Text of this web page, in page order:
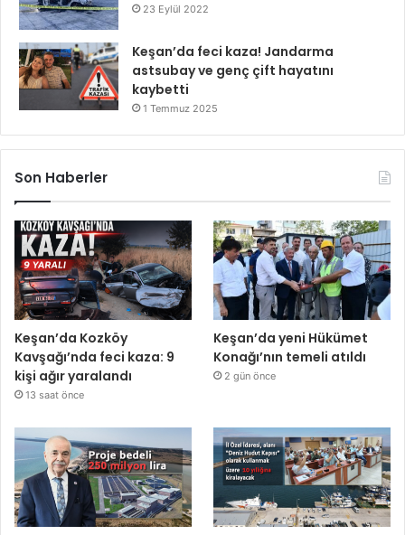
23 Eylül 2022
Keşan’da feci kaza! Jandarma
astsubay ve genç çift hayatını
kaybetti
1 Temmuz 2025
Son Haberler
Keşan’da Kozköy
Kavşağı’nda feci kaza: 9
kişi ağır yaralandı
13 saat önce
Keşan’da yeni Hükümet
Konağı’nın temeli atıldı
2 gün önce